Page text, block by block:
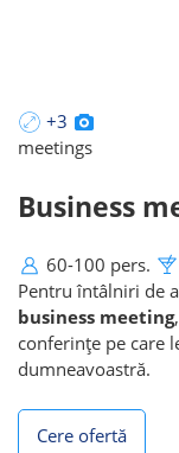
+3
meetings
Business
60-100 pers.
Pentru întâlniri de
business meeting
conferințe pe care
dumneavoastră.
Cere ofertă